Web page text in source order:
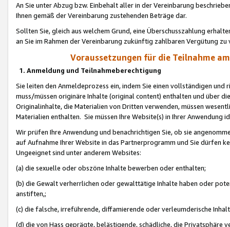
An Sie unter Abzug bzw. Einbehalt aller in der Vereinbarung
Ihnen gemäß der Vereinbarung zustehenden Beträge dar.
Sollten Sie, gleich aus welchem Grund, eine Überschusszahlung
an Sie im Rahmen der Vereinbarung zukünftig zahlbaren Vergütung zu
Voraussetzungen für die Teilnahme
1. Anmeldung und Teilnahmeberechtigung
Sie leiten den Anmeldeprozess ein, indem Sie einen vollständigen
muss/müssen originäre Inhalte (original content) enthalten und über
Originalinhalte, die Materialien von Dritten verwenden, müssen
Materialien enthalten. Sie müssen Ihre Website(s) in Ihrer Anwendung
Wir prüfen Ihre Anwendung und benachrichtigen Sie, ob sie
auf Aufnahme Ihrer Website in das Partnerprogramm und Sie dürfen
Ungeeignet sind unter anderem Websites:
(a) die sexuelle oder obszöne Inhalte bewerben oder enthalten;
(b) die Gewalt verherrlichen oder gewalttätige Inhalte haben oder
anstiften,;
(c) die falsche, irreführende, diffamierende oder verleumderische
(d) die von Hass geprägte, belästigende, schädliche, die Privatsphäre